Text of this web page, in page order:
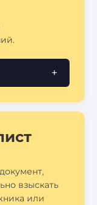
взыскать
или